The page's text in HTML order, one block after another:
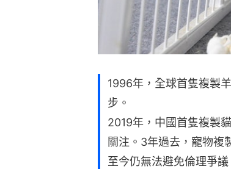
1996年，全球首隻複製
步。
2019年，中國首隻複製
關注。3年過去，寵物複
至今仍無法避免倫理爭